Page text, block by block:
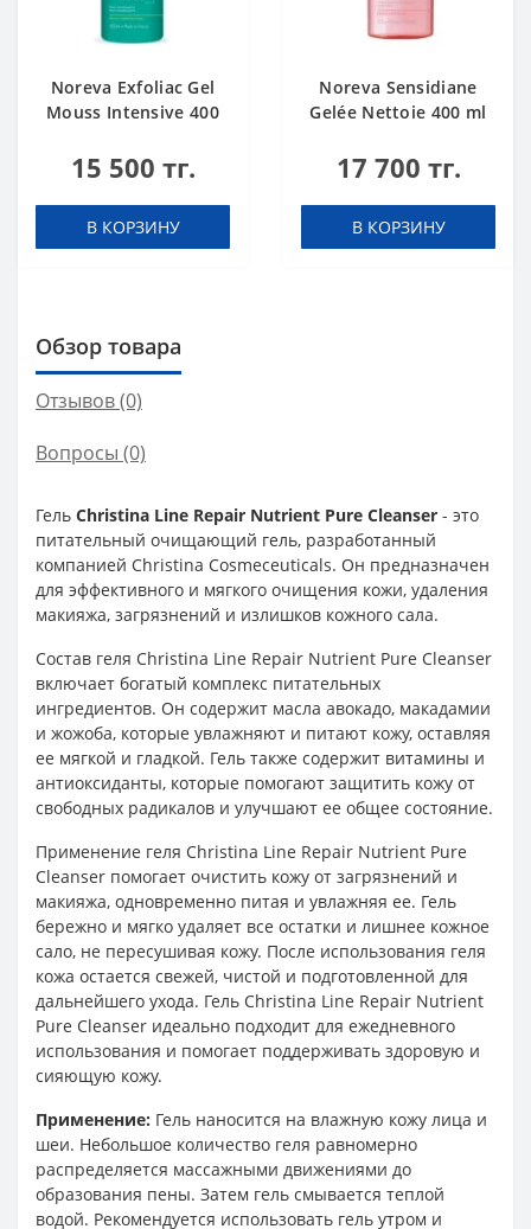
Noreva Exfoliac Gel
Mouss Intensive 400
15 500 тг.
В КОРЗИНУ
Noreva Sensidiane
Gelée Nettoie 400 ml
17 700 тг.
В КОРЗИНУ
Обзор товара
Отзывов (0)
Вопросы (0)
Гель Christina Line Repair Nutrient Pure Cleanser - это
питательный очищающий гель, разработанный
компанией Christina Cosmeceuticals. Он предназначен
для эффективного и мягкого очищения кожи, удаления
макияжа, загрязнений и излишков кожного сала.
Состав геля Christina Line Repair Nutrient Pure Cleanser
включает богатый комплекс питательных
ингредиентов. Он содержит масла авокадо, макадамии
и жожоба, которые увлажняют и питают кожу, оставляя
ее мягкой и гладкой. Гель также содержит витамины и
антиоксиданты, которые помогают защитить кожу от
свободных радикалов и улучшают ее общее состояние.
Применение геля Christina Line Repair Nutrient Pure
Cleanser помогает очистить кожу от загрязнений и
макияжа, одновременно питая и увлажняя ее. Гель
бережно и мягко удаляет все остатки и лишнее кожное
сало, не пересушивая кожу. После использования геля
кожа остается свежей, чистой и подготовленной для
дальнейшего ухода. Гель Christina Line Repair Nutrient
Pure Cleanser идеально подходит для ежедневного
использования и помогает поддерживать здоровую и
сияющую кожу.
Применение: Гель наносится на влажную кожу лица и
шеи. Небольшое количество геля равномерно
распределяется массажными движениями до
образования пены. Затем гель смывается теплой
водой. Рекомендуется использовать гель утром и